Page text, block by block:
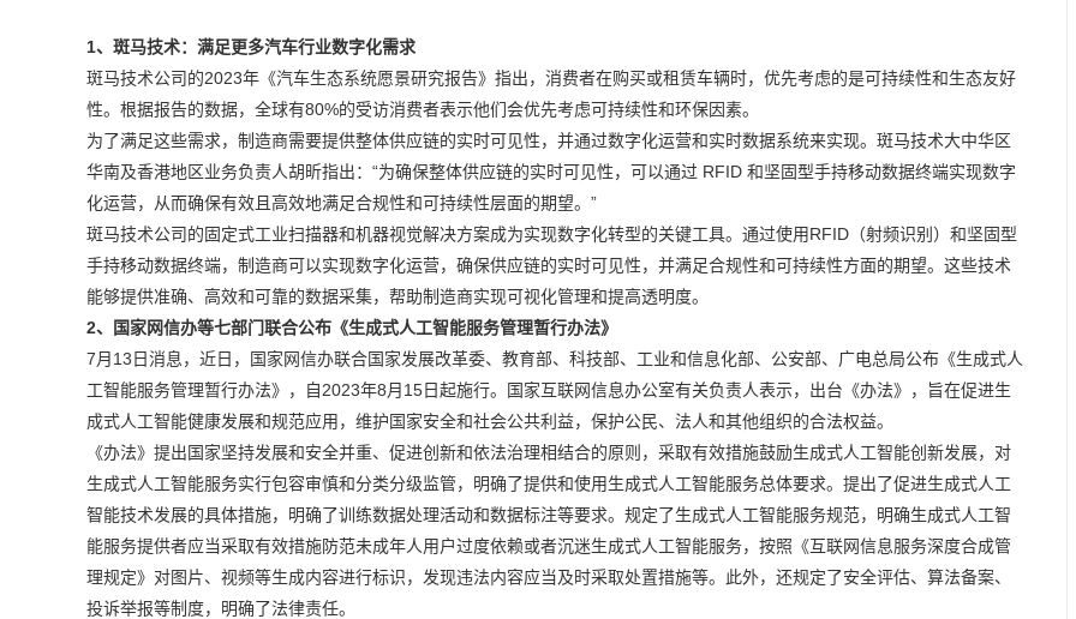
1、斑马技术：满足更多汽车行业数字化需求
斑马技术公司的2023年《汽车生态系统愿景研究报告》指出，消费者在购买或租赁车辆时，优先考虑的是可持续性和生态友好
性。根据报告的数据，全球有80%的受访消费者表示他们会优先考虑可持续性和环保因素。
为了满足这些需求，制造商需要提供整体供应链的实时可见性，并通过数字化运营和实时数据系统来实现。斑马技术大中华区
华南及香港地区业务负责人胡昕指出：“为确保整体供应链的实时可见性，可以通过 RFID 和坚固型手持移动数据终端实现数字
化运营，从而确保有效且高效地满足合规性和可持续性层面的期望。”
斑马技术公司的固定式工业扫描器和机器视觉解决方案成为实现数字化转型的关键工具。通过使用RFID（射频识别）和坚固型
手持移动数据终端，制造商可以实现数字化运营，确保供应链的实时可见性，并满足合规性和可持续性方面的期望。这些技术
能够提供准确、高效和可靠的数据采集，帮助制造商实现可视化管理和提高透明度。
2、国家网信办等七部门联合公布《生成式人工智能服务管理暂行办法》
7月13日消息，近日，国家网信办联合国家发展改革委、教育部、科技部、工业和信息化部、公安部、广电总局公布《生成式人
工智能服务管理暂行办法》，自2023年8月15日起施行。国家互联网信息办公室有关负责人表示，出台《办法》，旨在促进生
成式人工智能健康发展和规范应用，维护国家安全和社会公共利益，保护公民、法人和其他组织的合法权益。
《办法》提出国家坚持发展和安全并重、促进创新和依法治理相结合的原则，采取有效措施鼓励生成式人工智能创新发展，对
生成式人工智能服务实行包容审慎和分类分级监管，明确了提供和使用生成式人工智能服务总体要求。提出了促进生成式人工
智能技术发展的具体措施，明确了训练数据处理活动和数据标注等要求。规定了生成式人工智能服务规范，明确生成式人工智
能服务提供者应当采取有效措施防范未成年人用户过度依赖或者沉迷生成式人工智能服务，按照《互联网信息服务深度合成管
理规定》对图片、视频等生成内容进行标识，发现违法内容应当及时采取处置措施等。此外，还规定了安全评估、算法备案、
投诉举报等制度，明确了法律责任。